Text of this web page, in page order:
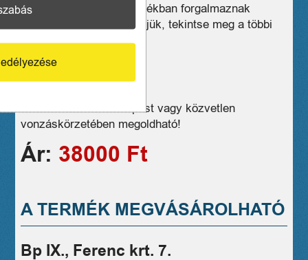
Üzleteink széles választékban forgalmaznak
hasonló eszközöket, kérjük, tekintse meg a többi
termékünket is!
1 hónap jótállás
06706181036
Kiszállítás csak Budapest vagy közvetlen
vonzáskörzetében megoldható!
Ár: 38000 Ft
A TERMÉK MEGVÁSÁROLHATÓ
Bp IX., Ferenc krt. 7.